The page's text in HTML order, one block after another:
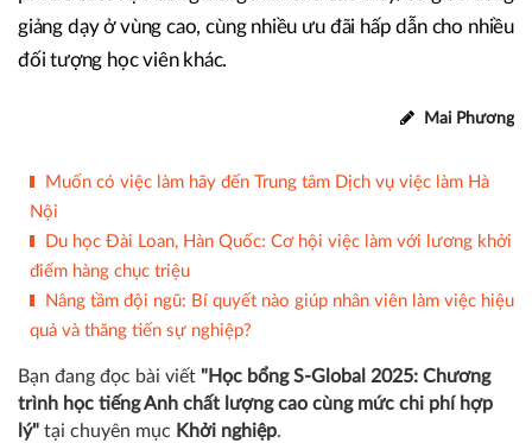
phí 100 suất học bổng tiếng Anh trị giá lên tới 3 tỷ đồng
cho trẻ em có hoàn cảnh đặc biệt, tài trợ 100% lệ phí thi
tiểu học cho các học viên ở khu vực miền Bắc, tài trợ miễn
giảng dạy ở vùng cao, cùng nhiều ưu đãi hấp dẫn cho nhiều
đối tượng học viên khác.
Muốn có việc làm hãy đến Trung tâm Dịch vụ việc làm Hà
Nội
Du học Đài Loan, Hàn Quốc: Cơ hội việc làm với lương khởi
điểm hàng chục triệu